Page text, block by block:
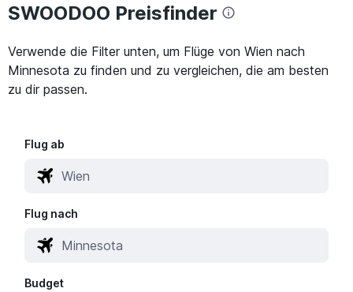
SWOODOO Preisfinder
Verwende die Filter unten, um Flüge von Wien nach
Minnesota zu finden und zu vergleichen, die am besten
zu dir passen.
Flug ab
Flug nach
Budget